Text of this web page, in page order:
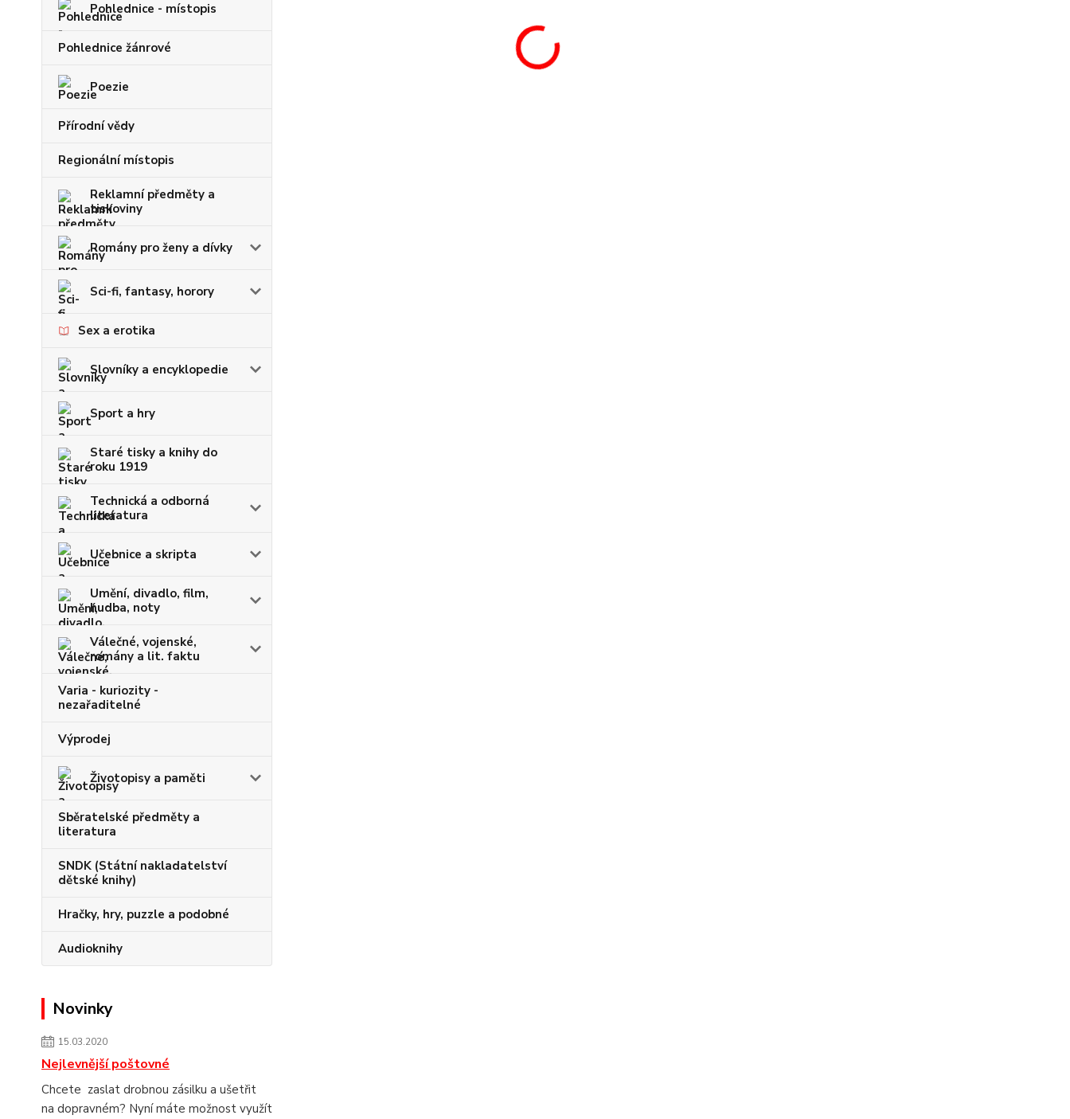
Pohlednice - místopis
Pohlednice žánrové
Poezie
Přírodní vědy
Regionální místopis
Reklamní předměty a
tiskoviny
Romány pro ženy a dívky
Sci-fi, fantasy, horory
Sex a erotika
Slovníky a encyklopedie
Sport a hry
Staré tisky a knihy do
roku 1919
Technická a odborná
literatura
Učebnice a skripta
Umění, divadlo, film,
hudba, noty
Válečné, vojenské,
romány a lit. faktu
Varia - kuriozity -
nezařaditelné
Výprodej
Životopisy a paměti
Sběratelské předměty a
literatura
SNDK (Státní nakladatelství
dětské knihy)
Hračky, hry, puzzle a podobné
Audioknihy
Novinky
15.03.2020
Nejlevnější poštovné
Chcete zaslat drobnou zásilku a ušetřit
na dopravném? Nyní máte možnost využít